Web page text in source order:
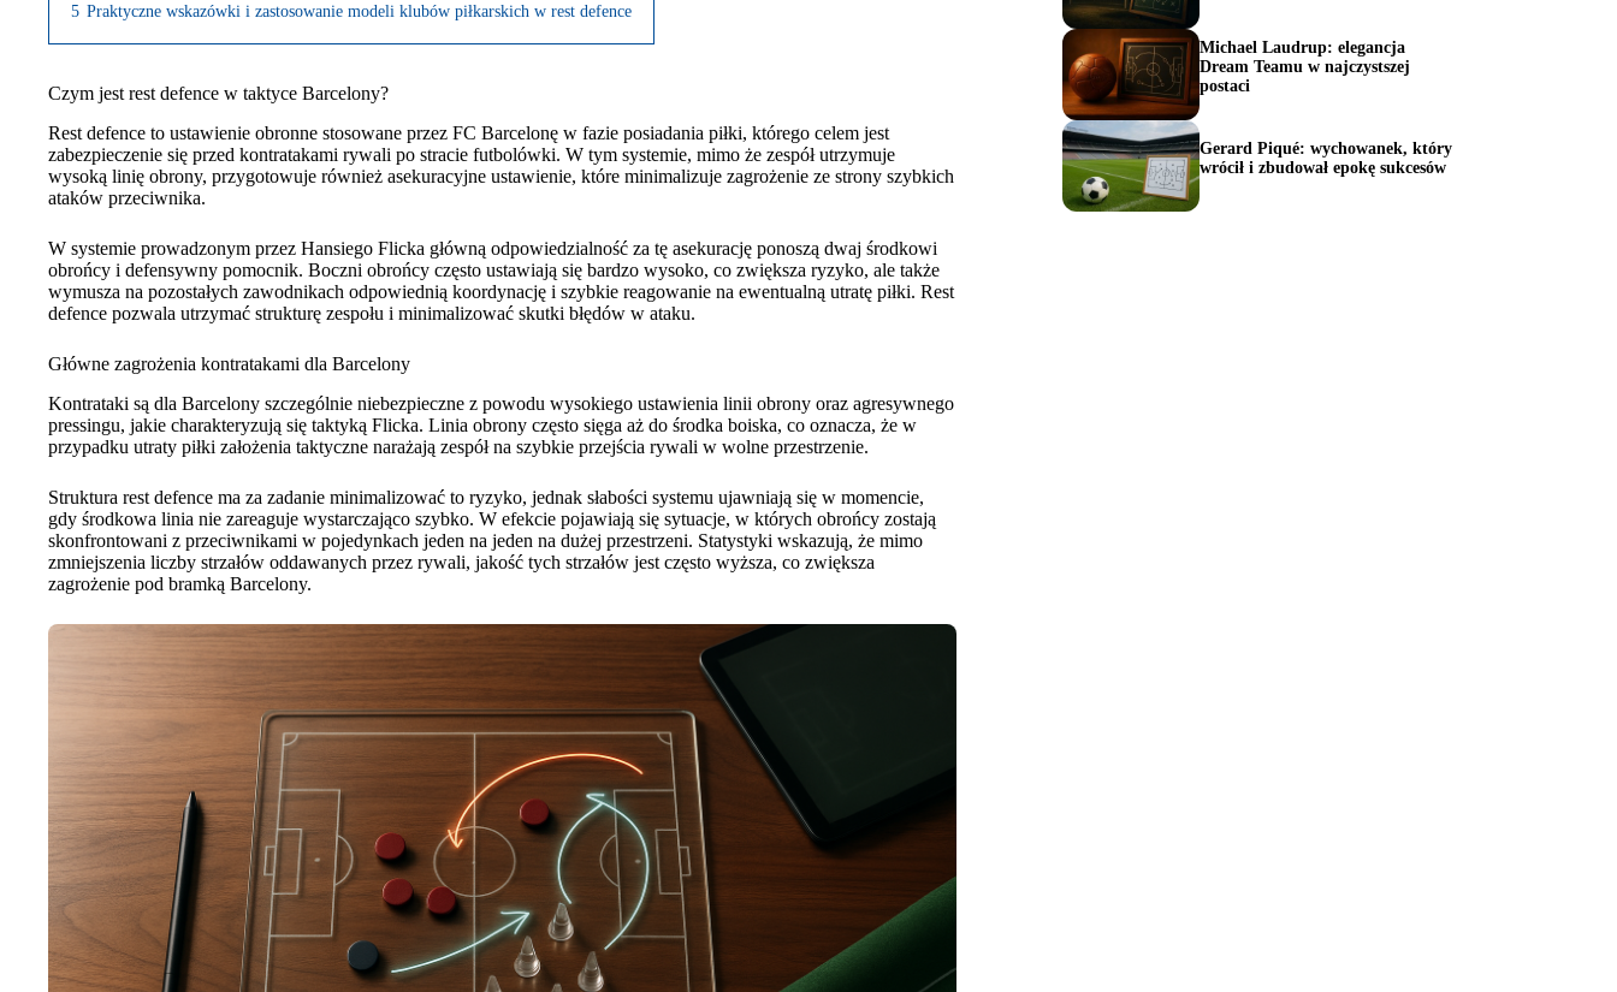
5 Praktyczne wskazówki i zastosowanie modeli klubów piłkarskich w rest defence
Czym jest rest defence w taktyce Barcelony?
Rest defence to ustawienie obronne stosowane przez FC Barcelonę w fazie posiadania piłki, którego celem jest
zabezpieczenie się przed kontratakami rywali po stracie futbolówki. W tym systemie, mimo że zespół utrzymuje
wysoką linię obrony, przygotowuje również asekuracyjne ustawienie, które minimalizuje zagrożenie ze strony szybkich
ataków przeciwnika.
W systemie prowadzonym przez Hansiego Flicka główną odpowiedzialność za tę asekurację ponoszą dwaj środkowi
obrońcy i defensywny pomocnik. Boczni obrońcy często ustawiają się bardzo wysoko, co zwiększa ryzyko, ale także
wymusza na pozostałych zawodnikach odpowiednią koordynację i szybkie reagowanie na ewentualną utratę piłki. Rest
defence pozwala utrzymać strukturę zespołu i minimalizować skutki błędów w ataku.
Główne zagrożenia kontratakami dla Barcelony
Kontrataki są dla Barcelony szczególnie niebezpieczne z powodu wysokiego ustawienia linii obrony oraz agresywnego
pressingu, jakie charakteryzują się taktyką Flicka. Linia obrony często sięga aż do środka boiska, co oznacza, że w
przypadku utraty piłki założenia taktyczne narażają zespół na szybkie przejścia rywali w wolne przestrzenie.
Struktura rest defence ma za zadanie minimalizować to ryzyko, jednak słabości systemu ujawniają się w momencie,
gdy środkowa linia nie zareaguje wystarczająco szybko. W efekcie pojawiają się sytuacje, w których obrońcy zostają
skonfrontowani z przeciwnikami w pojedynkach jeden na jeden na dużej przestrzeni. Statystyki wskazują, że mimo
zmniejszenia liczby strzałów oddawanych przez rywali, jakość tych strzałów jest często wyższa, co zwiększa
zagrożenie pod bramką Barcelony.
Michael Laudrup: elegancja
Dream Teamu w najczystszej
postaci
Gerard Piqué: wychowanek, który
wrócił i zbudował epokę sukcesów